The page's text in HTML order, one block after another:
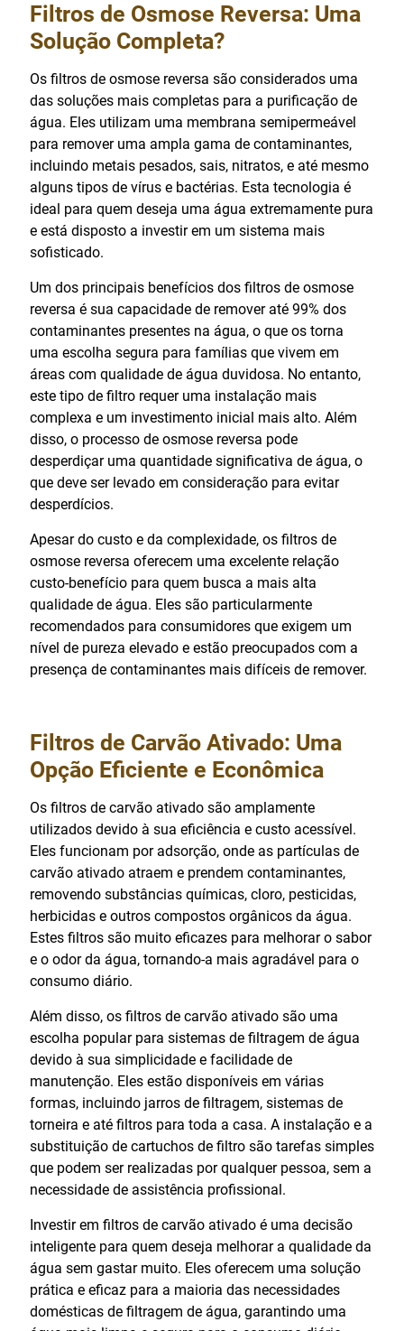
Filtros de Osmose Reversa: Uma
Solução Completa?
Os filtros de osmose reversa são considerados uma
das soluções mais completas para a purificação de
água. Eles utilizam uma membrana semipermeável
para remover uma ampla gama de contaminantes,
incluindo metais pesados, sais, nitratos, e até mesmo
alguns tipos de vírus e bactérias. Esta tecnologia é
ideal para quem deseja uma água extremamente pura
e está disposto a investir em um sistema mais
sofisticado.
Um dos principais benefícios dos filtros de osmose
reversa é sua capacidade de remover até 99% dos
contaminantes presentes na água, o que os torna
uma escolha segura para famílias que vivem em
áreas com qualidade de água duvidosa. No entanto,
este tipo de filtro requer uma instalação mais
complexa e um investimento inicial mais alto. Além
disso, o processo de osmose reversa pode
desperdiçar uma quantidade significativa de água, o
que deve ser levado em consideração para evitar
desperdícios.
Apesar do custo e da complexidade, os filtros de
osmose reversa oferecem uma excelente relação
custo-benefício para quem busca a mais alta
qualidade de água. Eles são particularmente
recomendados para consumidores que exigem um
nível de pureza elevado e estão preocupados com a
presença de contaminantes mais difíceis de remover.
Filtros de Carvão Ativado: Uma
Opção Eficiente e Econômica
Os filtros de carvão ativado são amplamente
utilizados devido à sua eficiência e custo acessível.
Eles funcionam por adsorção, onde as partículas de
carvão ativado atraem e prendem contaminantes,
removendo substâncias químicas, cloro, pesticidas,
herbicidas e outros compostos orgânicos da água.
Estes filtros são muito eficazes para melhorar o sabor
e o odor da água, tornando-a mais agradável para o
consumo diário.
Além disso, os filtros de carvão ativado são uma
escolha popular para sistemas de filtragem de água
devido à sua simplicidade e facilidade de
manutenção. Eles estão disponíveis em várias
formas, incluindo jarros de filtragem, sistemas de
torneira e até filtros para toda a casa. A instalação e a
substituição de cartuchos de filtro são tarefas simples
que podem ser realizadas por qualquer pessoa, sem a
necessidade de assistência profissional.
Investir em filtros de carvão ativado é uma decisão
inteligente para quem deseja melhorar a qualidade da
água sem gastar muito. Eles oferecem uma solução
prática e eficaz para a maioria das necessidades
domésticas de filtragem de água, garantindo uma